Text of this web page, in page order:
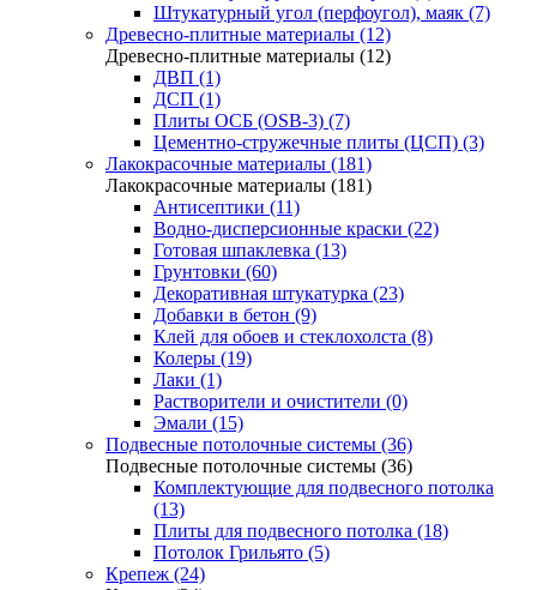
Штукатурный угол (перфоугол), маяк (7)
Древесно-плитные материалы (12)
Древесно-плитные материалы (12)
ДВП (1)
ДСП (1)
Плиты ОСБ (OSB-3) (7)
Цементно-стружечные плиты (ЦСП) (3)
Лакокрасочные материалы (181)
Лакокрасочные материалы (181)
Антисептики (11)
Водно-дисперсионные краски (22)
Готовая шпаклевка (13)
Грунтовки (60)
Декоративная штукатурка (23)
Добавки в бетон (9)
Клей для обоев и стеклохолста (8)
Колеры (19)
Лаки (1)
Растворители и очистители (0)
Эмали (15)
Подвесные потолочные системы (36)
Подвесные потолочные системы (36)
Комплектующие для подвесного потолка
(13)
Плиты для подвесного потолка (18)
Потолок Грильято (5)
Крепеж (24)